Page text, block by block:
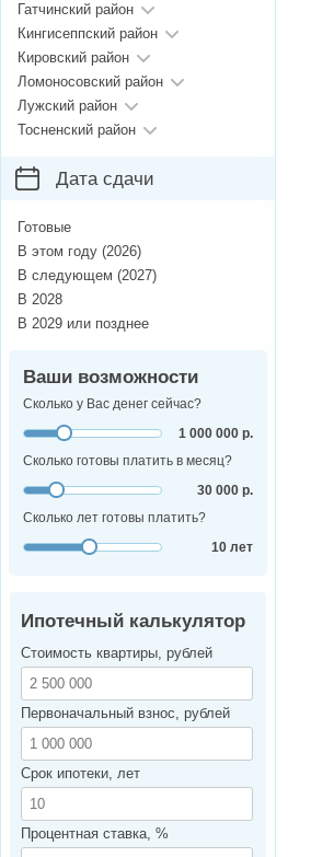
Гатчинский район
Кингисеппский район
Кировский район
Ломоносовский район
Лужский район
Тосненский район
Дата сдачи
Готовые
В этом году (2026)
В следующем (2027)
В 2028
В 2029 или позднее
Ваши возможности
Сколько у Вас денег сейчас?
1 000 000 р.
Сколько готовы платить в месяц?
30 000 р.
Сколько лет готовы платить?
10 лет
Ипотечный калькулятор
Стоимость квартиры, рублей
Первоначальный взнос, рублей
Срок ипотеки, лет
Процентная ставка, %